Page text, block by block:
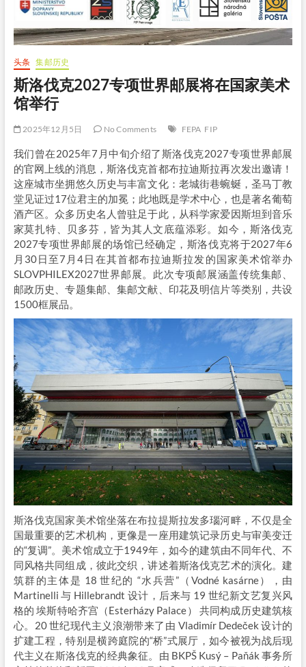
头条 集邮历史
斯洛伐克2027专项世界邮展将在国家美术
馆举行
2025年12月5日 No Comments FEPA FIP
我们曾在2025年7月中旬介绍了斯洛伐克2027专项世界邮展
的官网上线的消息，斯洛伐克首都布拉迪斯拉再次发出邀请！
这座城市坐拥悠久历史与丰富文化：老城街巷蜿蜒，圣马丁教
堂见证过17位君主的加冕；此地既是学术中心，也是著名葡萄
酒产区。众多历史名人曾驻足于此，从科学家爱因斯坦到音乐
家莫扎特、贝多芬，皆为其人文底蕴添彩。如今，斯洛伐克
2027专项世界邮展的场馆已经确定，斯洛伐克将于2027年6
月30日至7月4日在其首都布拉迪斯拉发的国家美术馆举办
SLOVPHILEX2027世界邮展。此次专项邮展涵盖传统集邮、
邮政历史、专题集邮、集邮文献、印花及明信片等类别，共设
1500框展品。
斯洛伐克国家美术馆坐落在布拉提斯拉发多瑙河畔，不仅是全
国最重要的艺术机构，更像是一座用建筑记录历史与审美变迁
的“复调”。美术馆成立于1949年，如今的建筑由不同年代、不
同风格共同组成，彼此交织，讲述着斯洛伐克艺术的演化。建
筑群的主体是 18 世纪的 “水兵营”（Vodné kasárne），由
Martinelli 与 Hillebrandt 设计，后来与 19 世纪新文艺复兴风
格的 埃斯特哈齐宫（Esterházy Palace） 共同构成历史建筑核
心。20 世纪现代主义浪潮带来了由 Vladimír Dedeček 设计的
扩建工程，特别是横跨庭院的“桥”式展厅，如今被视为战后现
代主义在斯洛伐克的经典象征。由 BKPŠ Kusý – Paňák 事务所